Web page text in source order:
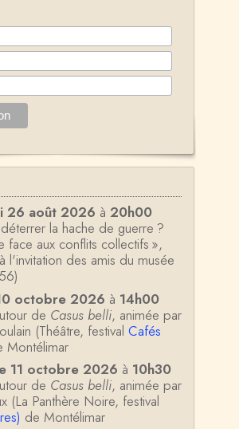
26 août 2026 à 20h00
la hache de guerre ?
face aux conflits collectifs »,
l'invitation des amis du musée
octobre 2026 à 14h00
de Casus belli, animée par
(Théâtre, festival Cafés
Montélimar
11 octobre 2026 à 10h30
de Casus belli, animée par
(La Panthère Noire, festival
de Montélimar